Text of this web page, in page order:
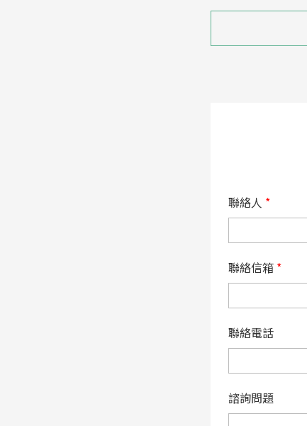
聯絡人 *
聯絡信箱 *
聯絡電話
諮詢問題